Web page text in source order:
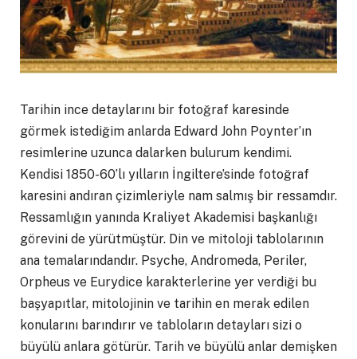
Tarihin ince detaylarını bir fotoğraf karesinde
görmek istediğim anlarda Edward John Poynter’ın
resimlerine uzunca dalarken bulurum kendimi.
Kendisi 1850-60’lı yılların İngiltere’sinde fotoğraf
karesini andıran çizimleriyle nam salmış bir ressamdır.
Ressamlığın yanında Kraliyet Akademisi başkanlığı
görevini de yürütmüştür. Din ve mitoloji tablolarının
ana temalarındandır. Psyche, Andromeda, Periler,
Orpheus ve Eurydice karakterlerine yer verdiği bu
başyapıtlar, mitolojinin ve tarihin en merak edilen
konularını barındırır ve tabloların detayları sizi o
büyülü anlara götürür. Tarih ve büyülü anlar demişken